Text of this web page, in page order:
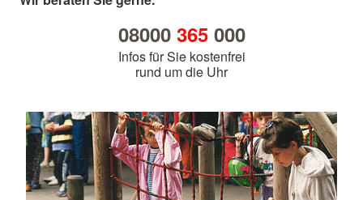
08000 365000
Infos für Sie kostenfrei
rund um die Uhr